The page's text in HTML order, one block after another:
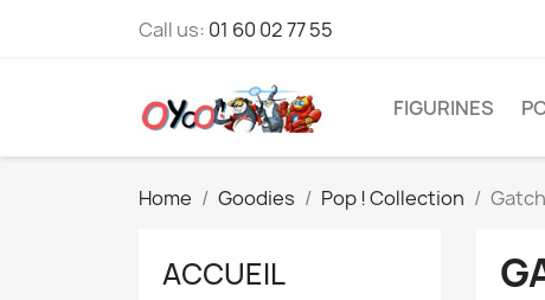
Call us: 01 60 02 77 55
FIGURINES
Home Goodies Pop ! Collection
ACCUEIL